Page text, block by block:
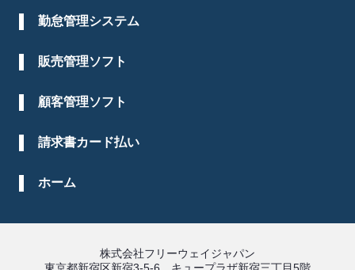
勤怠管理システム
販売管理ソフト
顧客管理ソフト
請求書カード払い
ホーム
株式会社フリーウェイジャパン
東京都新宿区新宿3-5-6 キュープラザ新宿三丁目5階